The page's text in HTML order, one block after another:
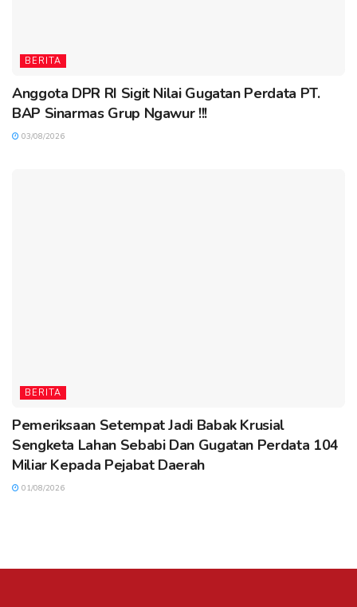
BERITA
Anggota DPR RI Sigit Nilai Gugatan Perdata PT.
BAP Sinarmas Grup Ngawur !!!
03/08/2026
BERITA
Pemeriksaan Setempat Jadi Babak Krusial
Sengketa Lahan Sebabi Dan Gugatan Perdata 104
Miliar Kepada Pejabat Daerah
01/08/2026